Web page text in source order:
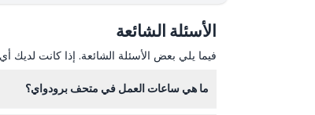
كيفية الوصول إلى هناك
كيفية الاسترداد
الأسئلة الشائعة
فيما يلي بعض الأسئلة الشائعة. إذا كانت لديك
ما هي ساعات العمل في متحف برودواي؟